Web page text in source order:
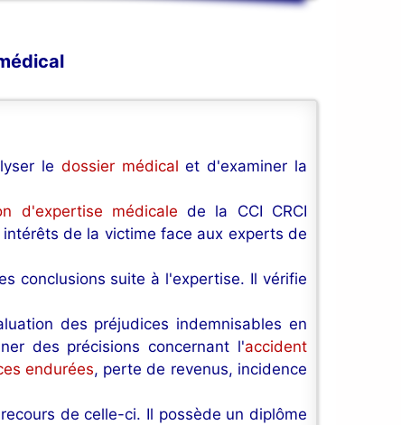
le dossier médicalet d'examiner la
d'expertise médicale de la CCI CRCI
intérêts de la victime face aux experts de
conclusions suite à l'expertise. Il vérifie
des préjudices indemnisables en
des précisions concernant l'accident
endurées, perte de revenus, incidence
de celle-ci. Il possède un diplôme